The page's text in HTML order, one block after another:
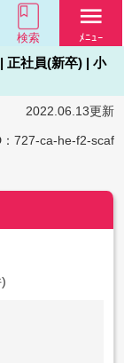
検索
menu
ﾒﾆｭｰ
正社員(新卒) | 小
2022.06.13更新
727-ca-he-f2-scaf